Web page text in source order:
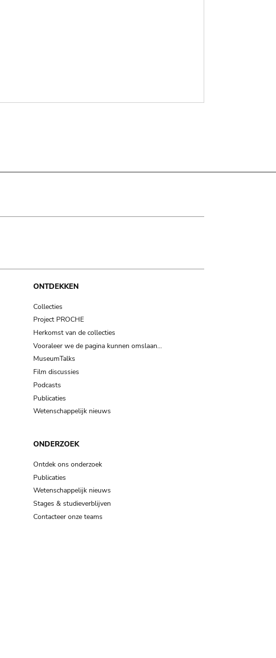
ONTDEKKEN
Collecties
Project PROCHE
Herkomst van de collecties
Vooraleer we de pagina kunnen omslaan…
MuseumTalks
Film discussies
Podcasts
Publicaties
Wetenschappelijk nieuws
ONDERZOEK
Ontdek ons onderzoek
Publicaties
Wetenschappelijk nieuws
Stages & studieverblijven
Contacteer onze teams